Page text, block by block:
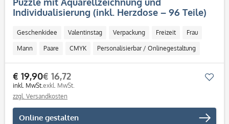
Individualisierung (inkl. Herzdose – 96 Teile)
Geschenkidee Valentinstag Verpackung Freizeit Frau
Mann Paare CMYK Personalisierbar / Onlinegestaltung
€ 19,90
inkl. MwSt.
€ 16,72
exkl. MwSt.
zzgl. Versandkosten
Online gestalten